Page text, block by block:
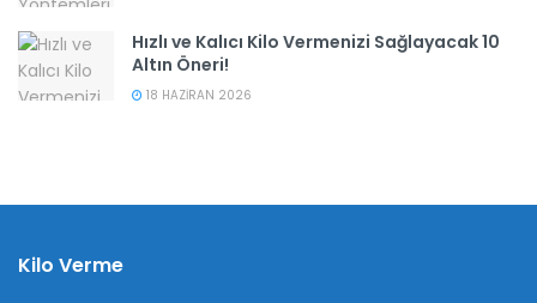
Hızlı ve Kalıcı Kilo Vermenizi Sağlayacak 10
Altın Öneri!
18 HAZIRAN 2026
Kilo Verme